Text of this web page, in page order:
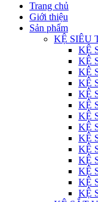
Trang chủ
Giới thiệu
Sản phẩm
KỆ SIÊU
KỆ
KỆ
KỆ
KỆ
KỆ
KỆ
KỆ
KỆ
KỆ
KỆ
KỆ
KỆ
KỆ
KỆ